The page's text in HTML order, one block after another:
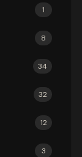
1
8
34
32
12
3